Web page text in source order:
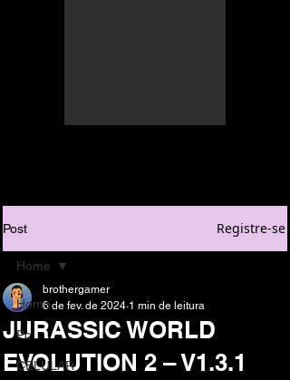
Post Registre-se
Home
Pc
CELULAR
Home
JURASSIC WORLD
EVOLUTION 2 – V1.3.1
brothergamer
6 de fev. de 2024 1 min de leitura